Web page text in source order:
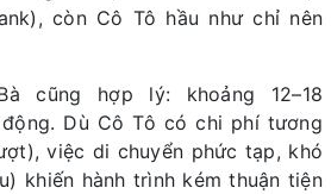
còn Cô Tô hầu như chỉ nên
cũng hợp lý: khoảng 12–18
Dù Cô Tô có chi phí tương
việc di chuyển phức tạp, khó
khiến hành trình kém thuận tiện